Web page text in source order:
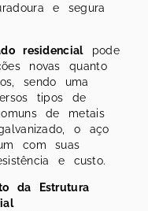
e segura
residencialpode
novas quanto
sendo uma
tipos de
de metais
o aço
com suas
e custo.
da Estrutura